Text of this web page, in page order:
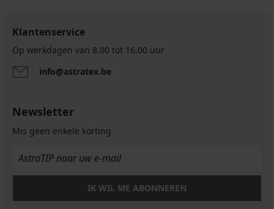
3+1
Klantenservice
Op werkdagen van 8.00 tot 16.00 uur
info@astratex.be
Newsletter
Mis geen enkele korting
IK WIL ME ABONNEREN